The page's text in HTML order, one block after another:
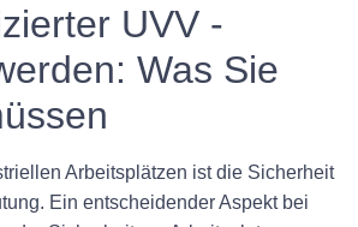
UVV -
Was Sie
Arbeitsplätzen ist die Sicherheit
Ein entscheidender Aspekt bei